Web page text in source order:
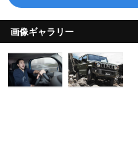
画像ギャラリー